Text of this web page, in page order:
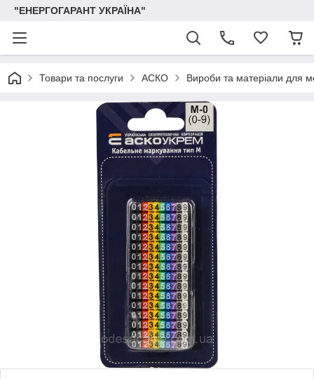
"ЕНЕРГОГАРАНТ УКРАЇНА"
Товари та послуги АСКО Вироби та матеріали для